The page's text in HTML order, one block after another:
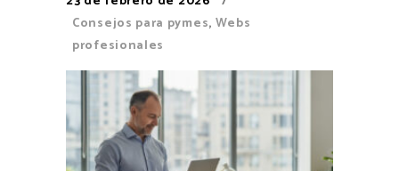
Consejos para pymes, Webs
profesionales